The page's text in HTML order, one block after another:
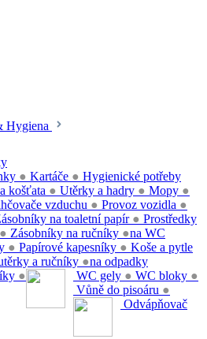
Hygiena
● Kartáče ●
košťata ● Utěrky a hadry ● Mopy ●
vzduchu ● Provoz vozidla ●
Hygienické potřeby
na toaletní papír ●
● Zásobníky na ručníky ●
● Papírové kapesníky ●
a ručníky ●
●
Prostředky
na WC
WC gely ● WC bloky ●
Vůně do pisoáru ●
Koše a pytle
na odpadky
Odvápňovač